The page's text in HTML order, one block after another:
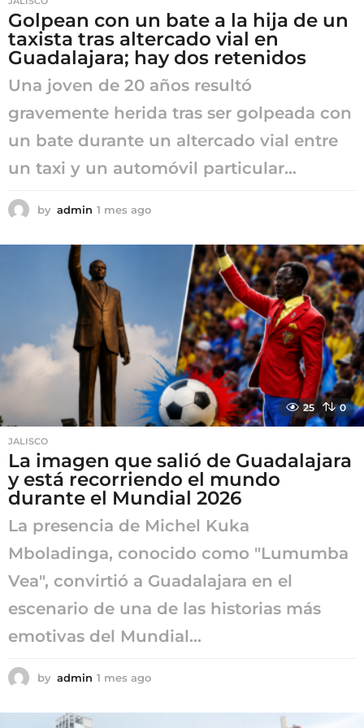
Golpean con un bate a la hija de un
taxista tras altercado vial en
Guadalajara; hay dos retenidos
Una joven de 20 años resultó
gravemente herida tras ser golpeada con
un bate durante un altercado vial entre
un taxi y un automóvil particular...
by admin 1 mes ago
25 0
JALISCO
La imagen que salió de Guadalajara
y está recorriendo el mundo
durante el Mundial 2026
La presencia de Michel Kuka
Mboladinga, conocido como "Lumumba
Vea", convirtió a Guadalajara en el
escenario de una de las historias más
emotivas del Mundial...
by admin 1 mes ago